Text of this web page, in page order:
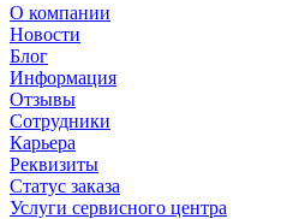
О компании
Новости
Блог
Информация
Отзывы
Сотрудники
Карьера
Реквизиты
Статус заказа
Услуги сервисного центра